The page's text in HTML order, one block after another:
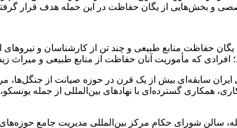
و بخش‌هایی از یگان حفاظت در این حمله هدف قرار
یگان حفاظت منابع طبیعی و چند تن از کارشناسان و
افرادی که مأموریت آنان حفاظت از منابع طبیعی و میراث
سابقه‌ای بیش از یک قرن در حوزه صیانت از جنگل‌ها،